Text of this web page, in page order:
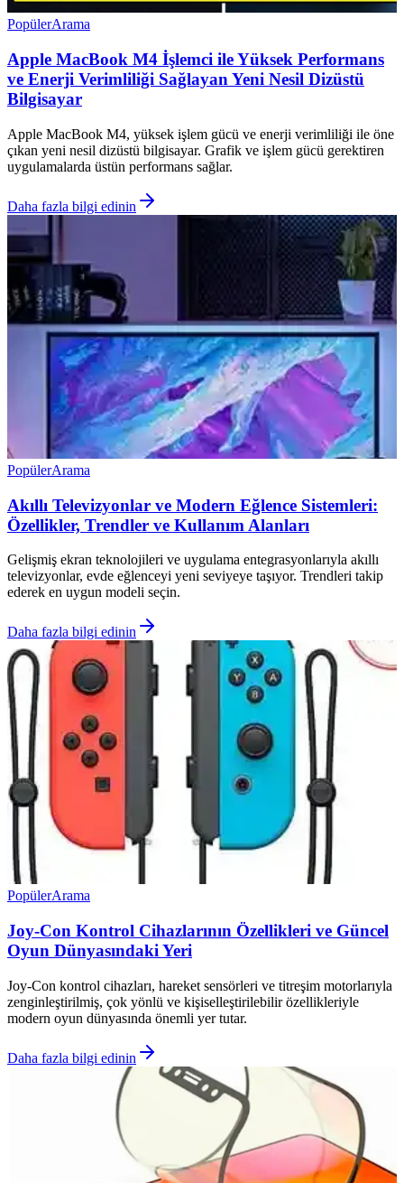
PopülerArama
Apple MacBook M4 İşlemci ile Yüksek Performans
ve Enerji Verimliliği Sağlayan Yeni Nesil Dizüstü
Bilgisayar
Apple MacBook M4, yüksek işlem gücü ve enerji verimliliği ile öne
çıkan yeni nesil dizüstü bilgisayar. Grafik ve işlem gücü gerektiren
uygulamalarda üstün performans sağlar.
Daha fazla bilgi edinin
PopülerArama
Akıllı Televizyonlar ve Modern Eğlence Sistemleri:
Özellikler, Trendler ve Kullanım Alanları
Gelişmiş ekran teknolojileri ve uygulama entegrasyonlarıyla akıllı
televizyonlar, evde eğlenceyi yeni seviyeye taşıyor. Trendleri takip
ederek en uygun modeli seçin.
Daha fazla bilgi edinin
PopülerArama
Joy-Con Kontrol Cihazlarının Özellikleri ve Güncel
Oyun Dünyasındaki Yeri
Joy-Con kontrol cihazları, hareket sensörleri ve titreşim motorlarıyla
zenginleştirilmiş, çok yönlü ve kişiselleştirilebilir özellikleriyle
modern oyun dünyasında önemli yer tutar.
Daha fazla bilgi edinin